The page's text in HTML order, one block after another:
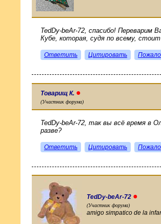
TedDy-beAr-72, спасибо! Переварим
Кубе, которая, судя по всему,
Ответить Цитировать
Товарищ К. ●
(Участник форума)
TedDy-beAr-72, так вы всё время в
разве?
Ответить Цитировать
TedDy-beAr-72 ●
(Участник форума)
amigo simpatico de la